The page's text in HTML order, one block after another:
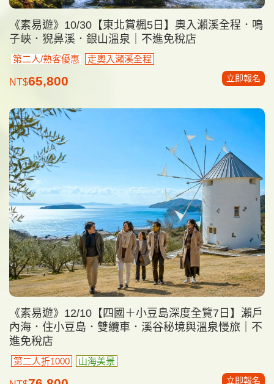
《素易遊》10/30【東北賞楓5日】奧入瀨溪全程．鳴
子峽．猊鼻溪．銀山溫泉｜不進免稅店
第二人/熟客優惠 走奧入瀨溪全程
NT$65,800 立即報名
《素易遊》12/10【四國＋小豆島深度全覽7日】瀨戶
內海．住小豆島．雙纜車．溪谷秘境與溫泉慢旅｜不
進免稅店
第二人折1000 山海美景
立即報名